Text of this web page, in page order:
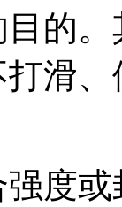
的
滑
度